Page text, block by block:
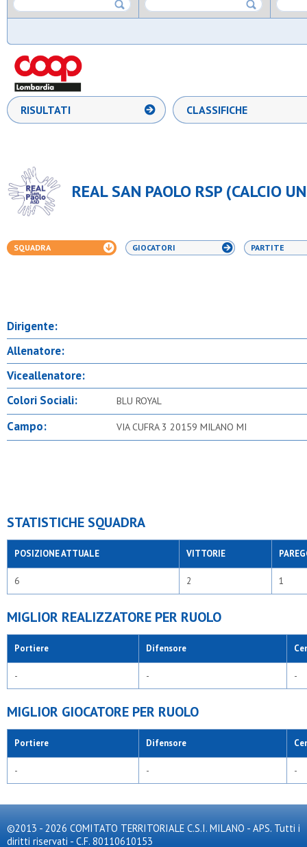
RISULTATI CLASSIFICHE
REAL SAN PAOLO RSP (CALCIO
SQUADRA GIOCATORI PARTITE
Dirigente:
Allenatore:
Viceallenatore:
Colori Sociali:
BLU ROYAL
Campo: VIA CUFRA 3 20159 MILANO MI
STATISTICHE SQUADRA
POSIZIONE ATTUALE VITTORIE
6 2 1
MIGLIOR REALIZZATORE PER RUOLO
Portiere Difensore
- - -
MIGLIOR GIOCATORE PER RUOLO
Portiere Difensore
- - -
©2013 - 2026 COMITATO TERRITORIALE C.S.I. MILANO - APS. Tutti i
diritti riservati - C.F. 80110610153